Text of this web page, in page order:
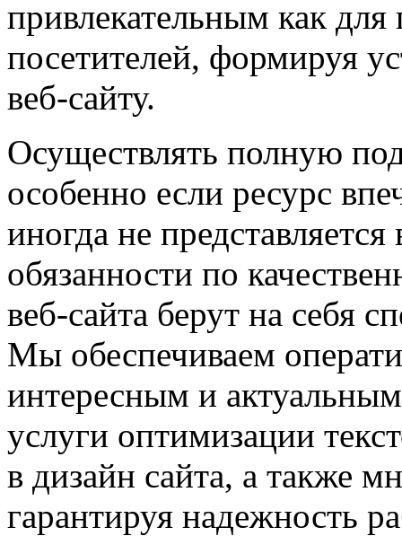
привлекательным как
посетителей, формируя
веб-сайту.
Осуществлять полную
особенно если ресурс
иногда не
обязанности по
веб-сайта берут на себя
Мы обеспечиваем
интересным и
услуги оптимизации
в дизайн сайта, а также
гарантируя надежность